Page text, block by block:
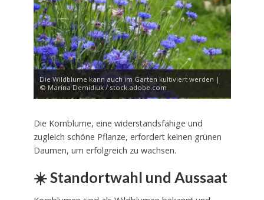
Die Wildblume kann auch im Garten kultiviert werden |
© Marina Demidiuk / stock.adobe.com
Die Kornblume, eine widerstandsfähige und
zugleich schöne Pflanze, erfordert keinen grünen
Daumen, um erfolgreich zu wachsen.
☀️ Standortwahl und Aussaat